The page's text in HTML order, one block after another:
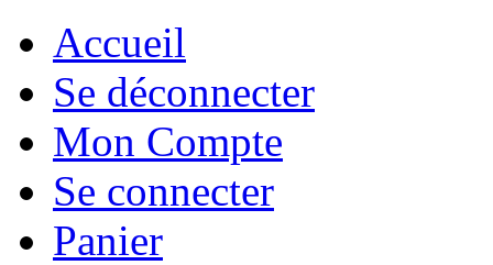
Accueil
Se déconnecter
Mon Compte
Se connecter
Panier